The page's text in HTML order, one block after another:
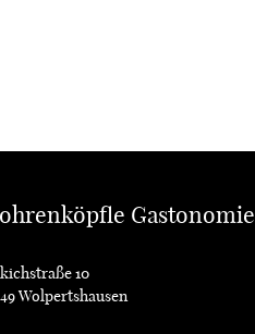
Gastonomie
10
Wolpertshausen